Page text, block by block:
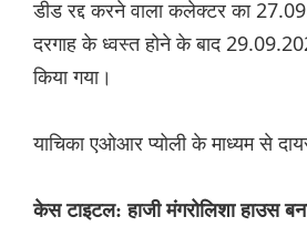
डीड रद्द करने वाला कलेक्टर का
दरगाह के ध्वस्त होने के बाद
किया गया।
याचिका एओआर प्योली के माध्यम से
केस टाइटल: हाजी मंगरोलिशा हाउस